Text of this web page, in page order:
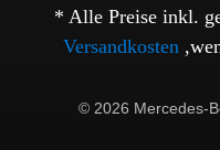
* Alle Preise inkl.
Versandkosten
© 2026 Mercedes-